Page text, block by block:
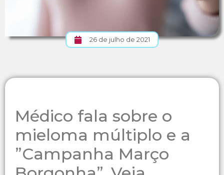
26 de julho de 2021
Médico fala sobre o
mieloma múltiplo e a
”Campanha Março